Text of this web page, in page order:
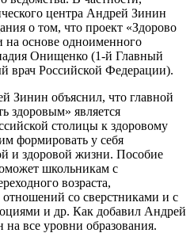
центра Андрей Зинин
о том, что проект «Здорово
на основе одноименного
Онищенко (1-й Главный
врач Российской Федерации).
Зинин объяснил, что главной
здоровым» является
столицы к здоровому
формировать у себя
и здоровой жизни. Пособие
школьникам с
возраста,
со сверстниками и с
и др. Как добавил Андрей
все уровни образования.